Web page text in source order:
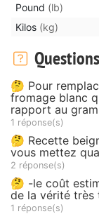
Pound (lb)
Kilos (kg)
🤔 Pour
fromage blanc
rapport au
1 réponse(s)
🤔 Recette
vous mettez
2 réponse(s)
🤔 -le coût
de la vérité très
1 réponse(s)